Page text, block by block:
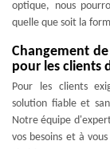
optique, nous
quelle que soit la
Changement
pour les clients
Pour les clients
solution fiable et
Notre équipe
vos besoins et à